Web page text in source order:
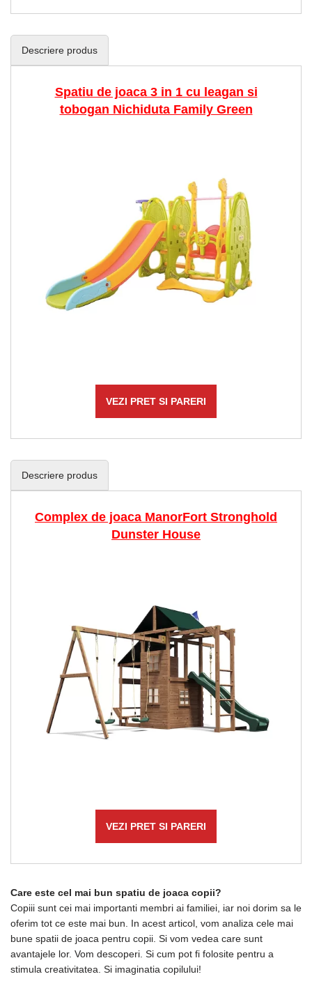
Descriere produs
Spatiu de joaca 3 in 1 cu leagan si
tobogan Nichiduta Family Green
VEZI PRET SI PARERI
Descriere produs
Complex de joaca ManorFort Stronghold
Dunster House
VEZI PRET SI PARERI
Care este cel mai bun spatiu de joaca copii?
Copiii sunt cei mai importanti membri ai familiei, iar noi dorim sa le
oferim tot ce este mai bun. In acest articol, vom analiza cele mai
bune spatii de joaca pentru copii. Si vom vedea care sunt
avantajele lor. Vom descoperi. Si cum pot fi folosite pentru a
stimula creativitatea. Si imaginatia copilului!